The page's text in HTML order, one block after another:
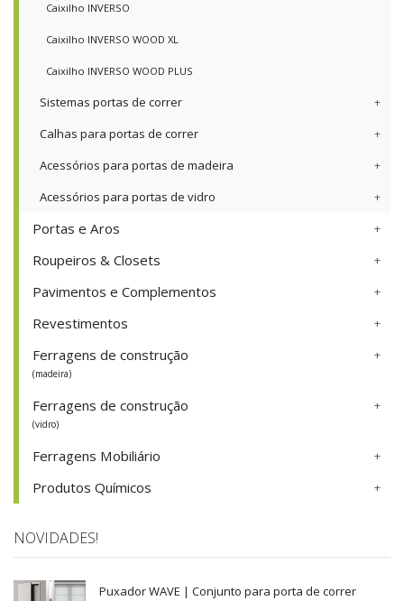
Caixilho INVERSO
Caixilho INVERSO WOOD XL
Caixilho INVERSO WOOD PLUS
Sistemas portas de correr
Calhas para portas de correr
Acessórios para portas de madeira
Acessórios para portas de vidro
Portas e Aros
Roupeiros & Closets
Pavimentos e Complementos
Revestimentos
Ferragens de construção
(madeira)
Ferragens de construção
(vidro)
Ferragens Mobiliário
Produtos Químicos
NOVIDADES!
Puxador WAVE | Conjunto para porta de correr